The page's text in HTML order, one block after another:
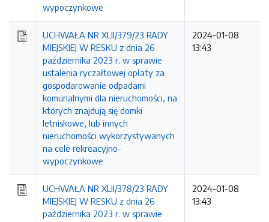
wypoczynkowe
UCHWAŁA NR XLII/379/23 RADY
MIEJSKIEJ W RESKU z dnia 26
października 2023 r. w sprawie
ustalenia ryczałtowej opłaty za
gospodarowanie odpadami
komunalnymi dla nieruchomości, na
których znajdują się domki
letniskowe, lub innych
nieruchomości wykorzystywanych
na cele rekreacyjno-
wypoczynkowe
2024-01-08
13:43
UCHWAŁA NR XLII/378/23 RADY
MIEJSKIEJ W RESKU z dnia 26
października 2023 r. w sprawie
2024-01-08
13:43